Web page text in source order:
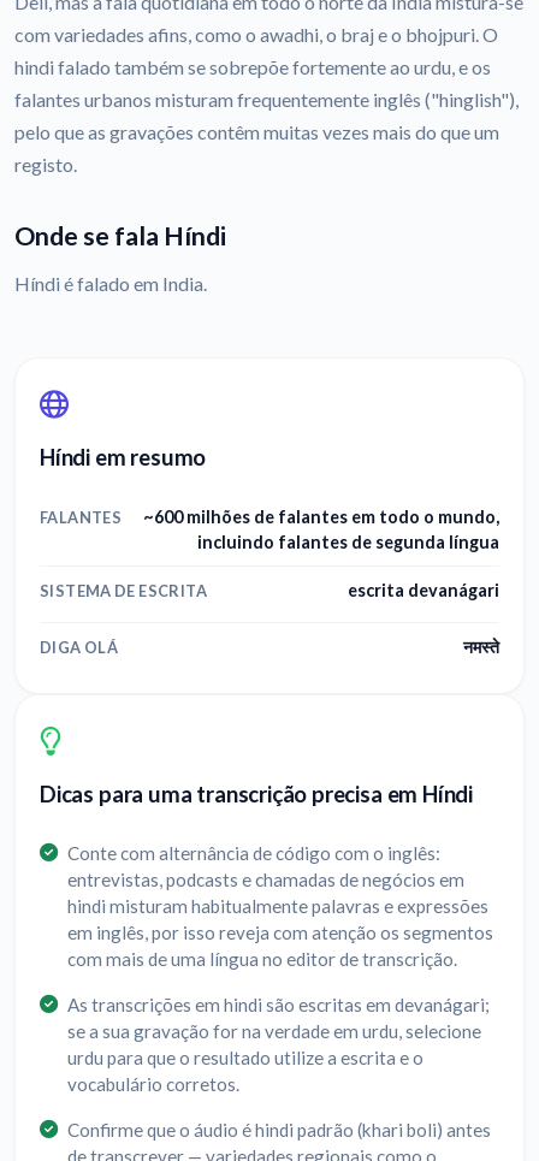
com variedades afins, como o awadhi, o braj e o bhojpuri. O
hindi falado também se sobrepõe fortemente ao urdu, e os
falantes urbanos misturam frequentemente inglês ("hinglish"),
pelo que as gravações contêm muitas vezes mais do que um
registo.
Onde se fala Híndi
Híndi é falado em India.
Híndi em resumo
FALANTES
~600 milhões de falantes em todo o mundo,
incluindo falantes de segunda língua
SISTEMA DE ESCRITA escrita devanágari
DIGA OLÁ नमस्ते
Dicas para uma transcrição precisa em Híndi
Conte com alternância de código com o inglês:
entrevistas, podcasts e chamadas de negócios em
hindi misturam habitualmente palavras e expressões
em inglês, por isso reveja com atenção os segmentos
com mais de uma língua no editor de transcrição.
As transcrições em hindi são escritas em devanágari;
se a sua gravação for na verdade em urdu, selecione
urdu para que o resultado utilize a escrita e o
vocabulário corretos.
Confirme que o áudio é hindi padrão (khari boli) antes
de transcrever — variedades regionais como o